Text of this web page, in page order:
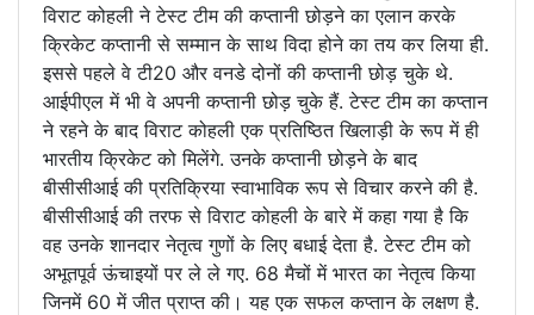
विराट कोहली ने टेस्ट टीम की कप्तानी छोड़ने का एलान करके
क्रिकेट कप्तानी से सम्मान के साथ विदा होने का तय कर लिया ही.
इससे पहले वे टी20 और वनडे दोनों की कप्तानी छोड़ चुके थे.
आईपीएल में भी वे अपनी कप्तानी छोड़ चुके हैं. टेस्ट टीम का कप्तान
ने रहने के बाद विराट कोहली एक प्रतिष्ठित खिलाड़ी के रूप में ही
भारतीय क्रिकेट को मिलेंगे. उनके कप्तानी छोड़ने के बाद
बीसीसीआई की प्रतिक्रिया स्वाभाविक रूप से विचार करने की है.
बीसीसीआई की तरफ से विराट कोहली के बारे में कहा गया है कि
वह उनके शानदार नेतृत्व गुणों के लिए बधाई देता है. टेस्ट टीम को
अभूतपूर्व ऊंचाइयों पर ले ले गए. 68 मैचों में भारत का नेतृत्व किया
जिनमें 60 में जीत प्राप्त की। यह एक सफल कप्तान के लक्षण है.